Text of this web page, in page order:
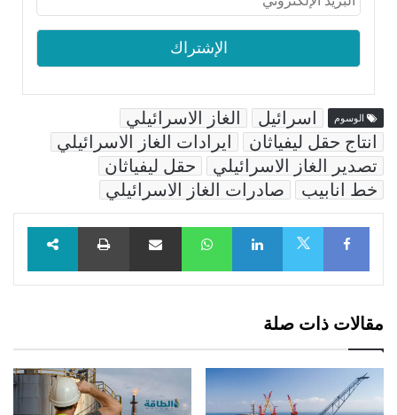
الوسوم اسرائيل
الغاز الاسرائيلي
انتاج حقل ليفياثان
ايرادات الغاز الاسرائيلي
تصدير الغاز الاسرائيلي
حقل ليفياثان
خط انابيب
صادرات الغاز الاسرائيلي
Facebook
LinkedIn
WhatsAppمشاركة عبر البريد طباعة
مقالات ذات صلة